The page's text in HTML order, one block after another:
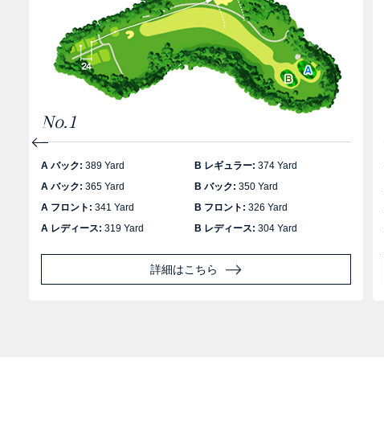
No.1
A バック: 389 Yard B レギュラー: 374 Yard
A バック: 365 Yard B バック: 350 Yard
A フロント: 341 Yard B フロント: 326 Yard
A レディース: 319 Yard B レディース: 304 Yard
詳細はこちら